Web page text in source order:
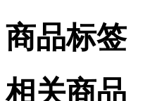
商品标签
相关商品